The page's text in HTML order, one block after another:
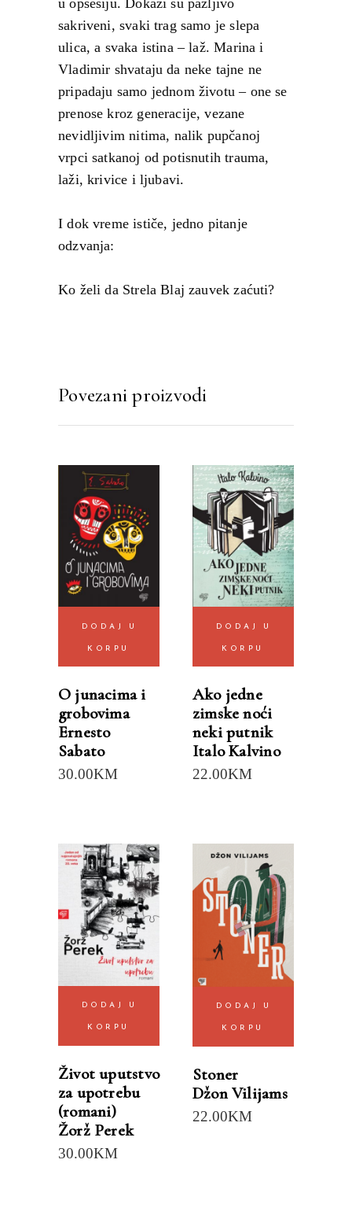
sakriveni, svaki trag samo je slepa
ulica, a svaka istina – laž. Marina i
Vladimir shvataju da neke tajne ne
pripadaju samo jednom životu – one se
prenose kroz generacije, vezane
nevidljivim nitima, nalik pupčanoj
vrpci satkanoj od potisnutih trauma,
laži, krivice i ljubavi.
I dok vreme ističe, jedno pitanje
odzvanja:
Ko želi da Strela Blaj zauvek zaćuti?
Povezani proizvodi
DODAJ U
KORPU
O junacima i
grobovima
Ernesto
Sabato
30.00KM
DODAJ U
KORPU
Ako jedne
zimske noći
neki putnik
Italo Kalvino
22.00KM
DODAJ U
KORPU
Život uputstvo
za upotrebu
(romani)
Žorž Perek
30.00KM
DODAJ U
KORPU
Stoner
Džon Vilijams
22.00KM